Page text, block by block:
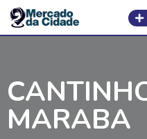
Pular
para
MARABA